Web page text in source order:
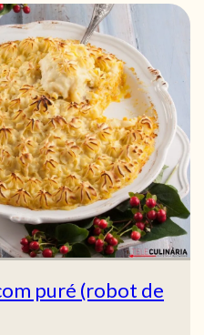
puré (robot de